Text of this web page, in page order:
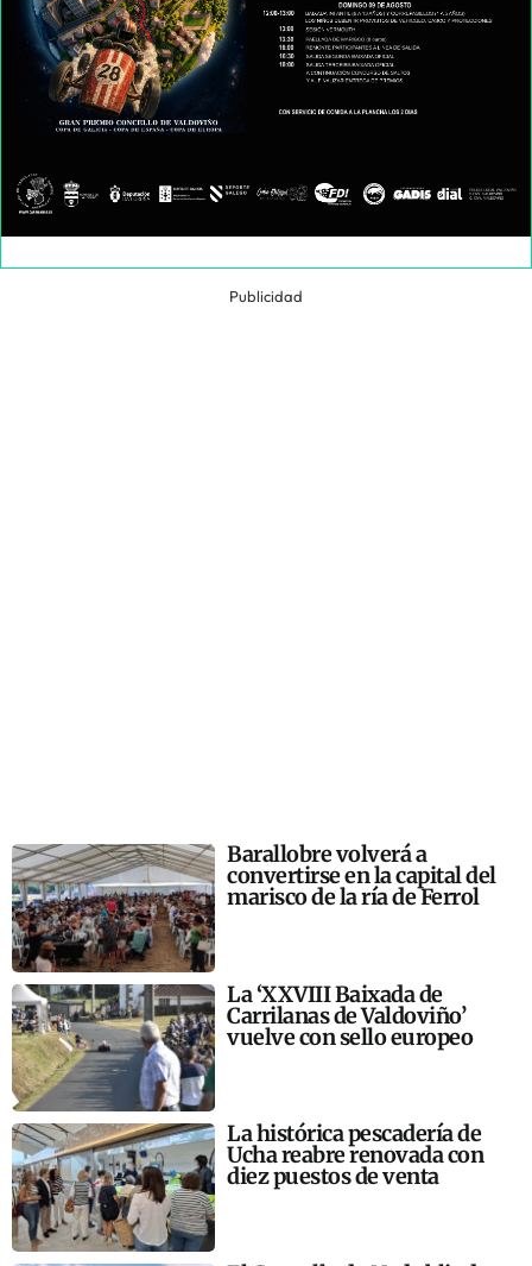
Publicidad
Barallobre volverá a
convertirse en la capital del
marisco de la ría de Ferrol
La ‘XXVIII Baixada de
Carrilanas de Valdoviño’
vuelve con sello europeo
La histórica pescadería de
Ucha reabre renovada con
diez puestos de venta